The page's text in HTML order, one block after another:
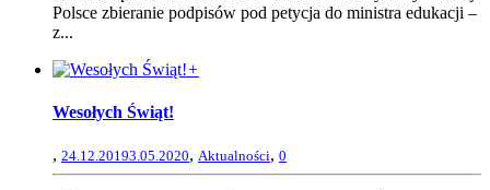
Polsce zbieranie podpisów pod petycja do ministra edukacji –
z...
+
Wesołych Świąt!
, 24.12.20193.05.2020, Aktualności, 0